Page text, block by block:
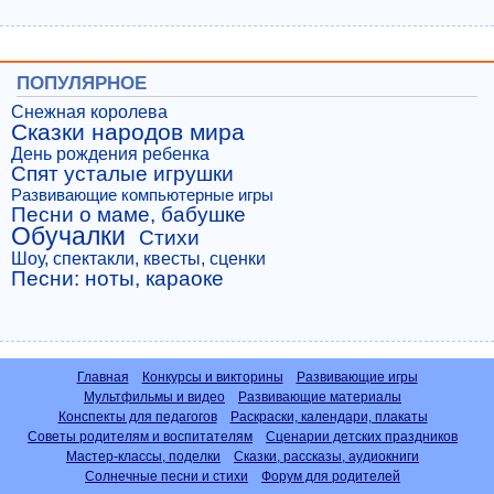
ПОПУЛЯРНОЕ
Снежная королева
Сказки народов мира
День рождения ребенка
Спят усталые игрушки
Развивающие компьютерные игры
Песни о маме, бабушке
Обучалки Стихи
Шоу, спектакли, квесты, сценки
Песни: ноты, караоке
Главная Конкурсы и викторины
Развивающие игры
Мультфильмы и видео
Развивающие материалы
Конспекты для педагогов
Раскраски, календари, плакаты
Советы родителям и воспитателям
Сценарии детских праздников
Мастер-классы, поделки
Сказки, рассказы, аудиокниги
Солнечные песни и стихи
Форум для родителей